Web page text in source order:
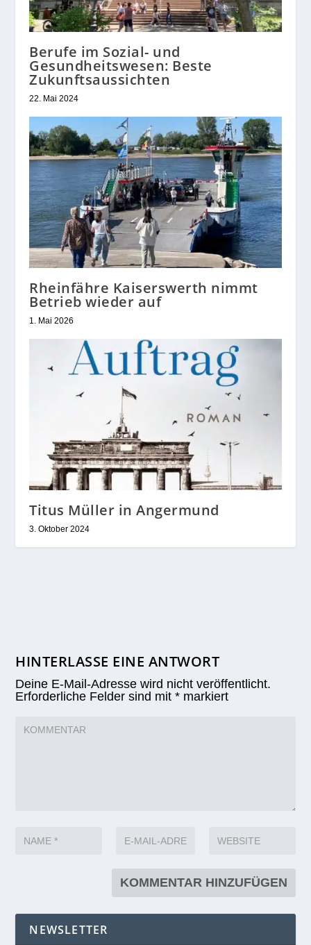
Berufe im Sozial- und
Gesundheitswesen: Beste
Zukunftsaussichten
22. Mai 2024
Rheinfähre Kaiserswerth nimmt
Betrieb wieder auf
1. Mai 2026
Titus Müller in Angermund
3. Oktober 2024
HINTERLASSE EINE ANTWORT
Deine E-Mail-Adresse wird nicht veröffentlicht.
Erforderliche Felder sind mit* markiert
NEWSLETTER